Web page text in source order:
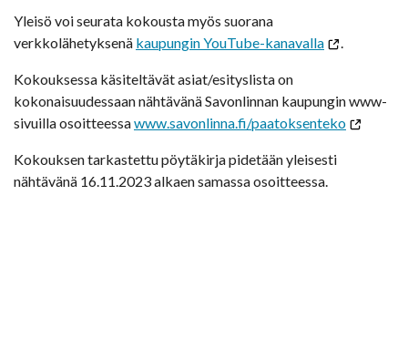
Yleisö voi seurata kokousta myös suorana
verkkolähetyksenä kaupungin YouTube-kanavalla .
Kokouksessa käsiteltävät asiat/esityslista on
kokonaisuudessaan nähtävänä Savonlinnan kaupungin www-
sivuilla osoitteessawww.savonlinna.fi/paatoksenteko
Kokouksen tarkastettu pöytäkirja pidetään yleisesti
nähtävänä 16.11.2023 alkaen samassa osoitteessa.